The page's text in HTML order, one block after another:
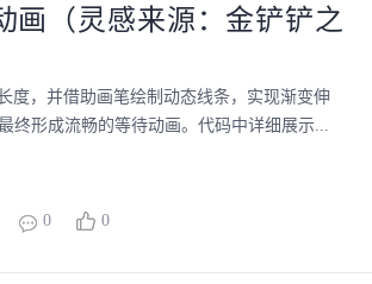
（灵感来源：金铲铲之
度，并借助画笔绘制动态线条，实现渐变伸
终形成流畅的等待动画。代码中详细展示...
0 0